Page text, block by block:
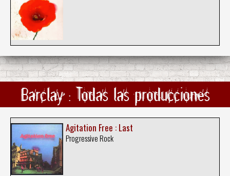
Barclay : Todas las producciones
Agitation Free : Last
Progressive Rock